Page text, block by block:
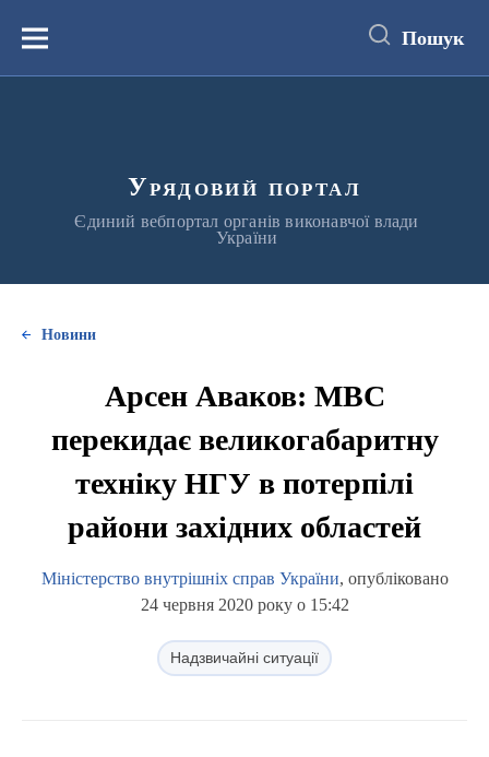
вмістуМеню Пошук
Урядовий портал
Єдиний вебпортал органів виконавчої влади
України
Новини
Арсен Аваков: МВС
перекидає великогабаритну
техніку НГУ в потерпілі
райони західних областей
Міністерство внутрішніх справ України, опубліковано
24 червня 2020 року о 15:42
Надзвичайні ситуації